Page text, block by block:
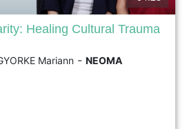
13, 2015 Paris terrorist attacks,
became key
cohesion. Based on a
study, this research shows that
Healing Cultural Trauma
Mariann - NEOMA